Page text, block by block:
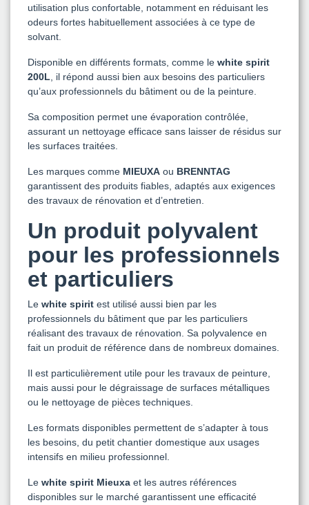
utilisation plus confortable, notamment en réduisant les
odeurs fortes habituellement associées à ce type de
solvant.
Disponible en différents formats, comme le white spirit
200L , il répond aussi bien aux besoins des particuliers
qu’aux professionnels du bâtiment ou de la peinture.
Sa composition permet une évaporation contrôlée,
assurant un nettoyage efficace sans laisser de résidus sur
les surfaces traitées.
Les marques comme MIEUXA ou BRENNTAG
garantissent des produits fiables, adaptés aux exigences
des travaux de rénovation et d’entretien.
Un produit polyvalent
pour les professionnels
et particuliers
Le white spirit est utilisé aussi bien par les
professionnels du bâtiment que par les particuliers
réalisant des travaux de rénovation. Sa polyvalence en
fait un produit de référence dans de nombreux domaines.
Il est particulièrement utile pour les travaux de peinture,
mais aussi pour le dégraissage de surfaces métalliques
ou le nettoyage de pièces techniques.
Les formats disponibles permettent de s’adapter à tous
les besoins, du petit chantier domestique aux usages
intensifs en milieu professionnel.
Le white spirit Mieuxa et les autres références
disponibles sur le marché garantissent une efficacité